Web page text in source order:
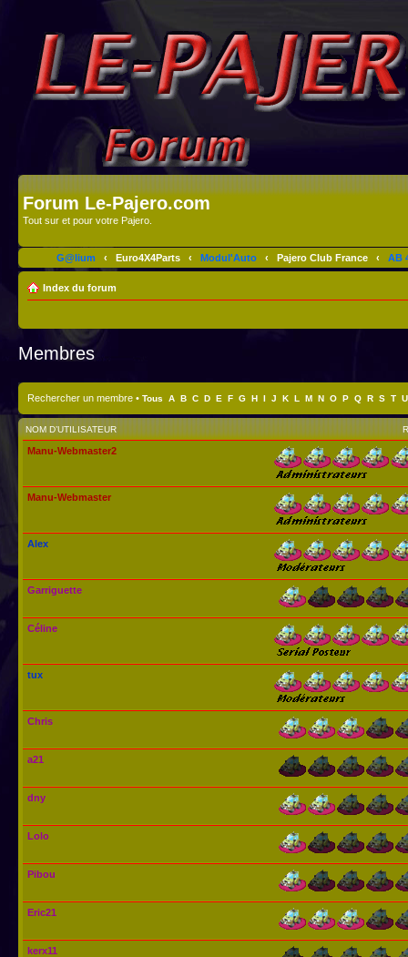
Forum Le-Pajero.com
Tout sur et pour votre Pajero.
G@lium ‹ Euro4X4Parts ‹ Modul'Auto ‹ Pajero Club France ‹ AB
Index du forum
Membres
Rechercher un membre • Tous A B C D E F G H I J K L M N O P Q R S T U
NOM D’UTILISATEUR
Manu-Webmaster2
Manu-Webmaster
Alex
Garriguette
Céline
tux
Chris
a21
dny
Lolo
Pibou
Eric21
kerx11